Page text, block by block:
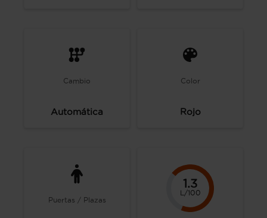
Cambio
Automática
Color
Rojo
Puertas / Plazas
1.3
L/100